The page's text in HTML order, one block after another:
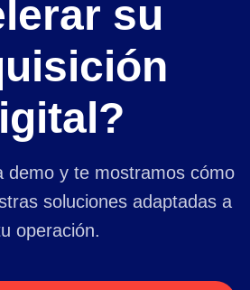
su
demo y te mostramos cómo
soluciones adaptadas a
operación.